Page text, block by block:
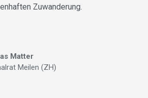
Zuwanderung.
Matter
Meilen (ZH)